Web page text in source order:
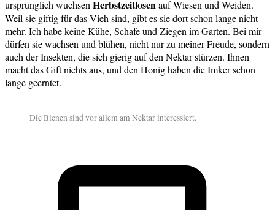
ursprünglich wuchsen Herbstzeitlosenauf Wiesen und Weiden.
Weil sie giftig für das Vieh sind, gibt es sie dort schon lange nicht
mehr. Ich habe keine Kühe, Schafe und Ziegen im Garten. Bei mir
dürfen sie wachsen und blühen, nicht nur zu meiner Freude, sondern
auch der Insekten, die sich gierig auf den Nektar stürzen. Ihnen
macht das Gift nichts aus, und den Honig haben die Imker schon
lange geerntet.
Die Bienen sind vor allem am Nektar interessiert.